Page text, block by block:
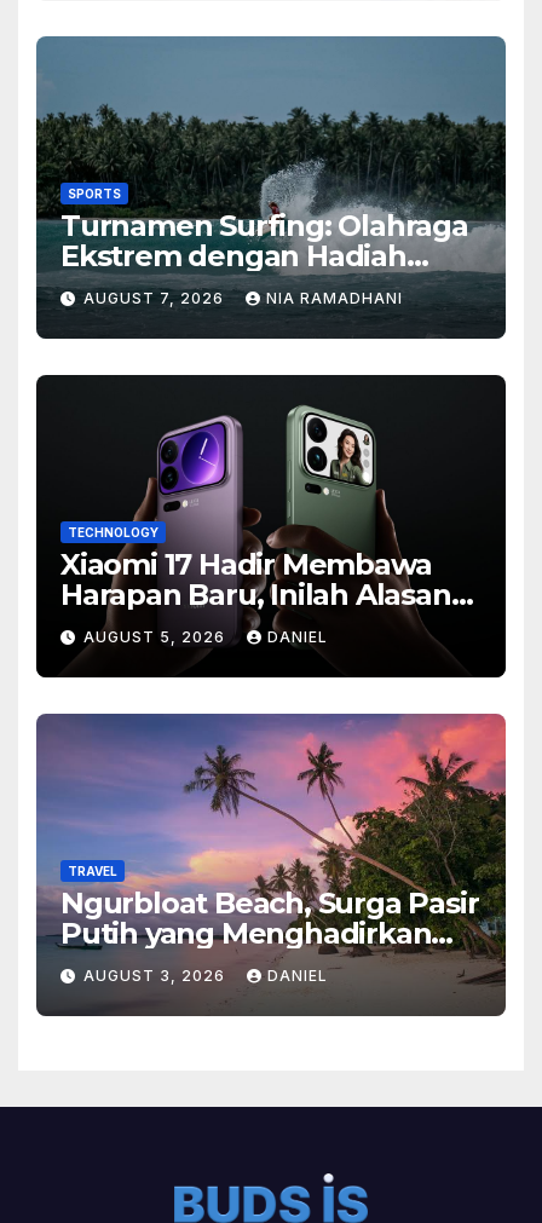
SPORTS
Turnamen Surfing: Olahraga
Ekstrem dengan Hadiah
Besar
AUGUST 7, 2026 NIA RAMADHANI
TECHNOLOGY
Xiaomi 17 Hadir Membawa
Harapan Baru, Inilah Alasan
Banyak Orang Menantikan
Ponsel Flagship Ini
AUGUST 5, 2026 DANIEL
TRAVEL
Ngurbloat Beach, Surga Pasir
Putih yang Menghadirkan
Ketenangan dan Pesona
Alam Tak Terlupakan
AUGUST 3, 2026 DANIEL